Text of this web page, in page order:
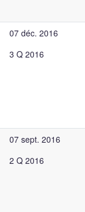
07 déc. 2016
3 Q 2016
07 sept. 2016
2 Q 2016